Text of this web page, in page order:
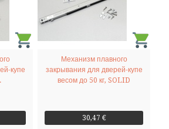
купе
Механизм плавного
закрывания для дверей-купе
весом до 50 кг, SOLID
30,47 €